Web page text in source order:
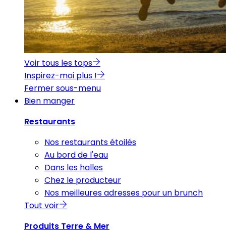
Voir tous les tops
Inspirez-moi plus !
Fermer sous-menu
Bien manger
Restaurants
Nos restaurants étoilés
Au bord de l'eau
Dans les halles
Chez le producteur
Nos meilleures adresses pour un brunch
Tout voir
Produits Terre & Mer